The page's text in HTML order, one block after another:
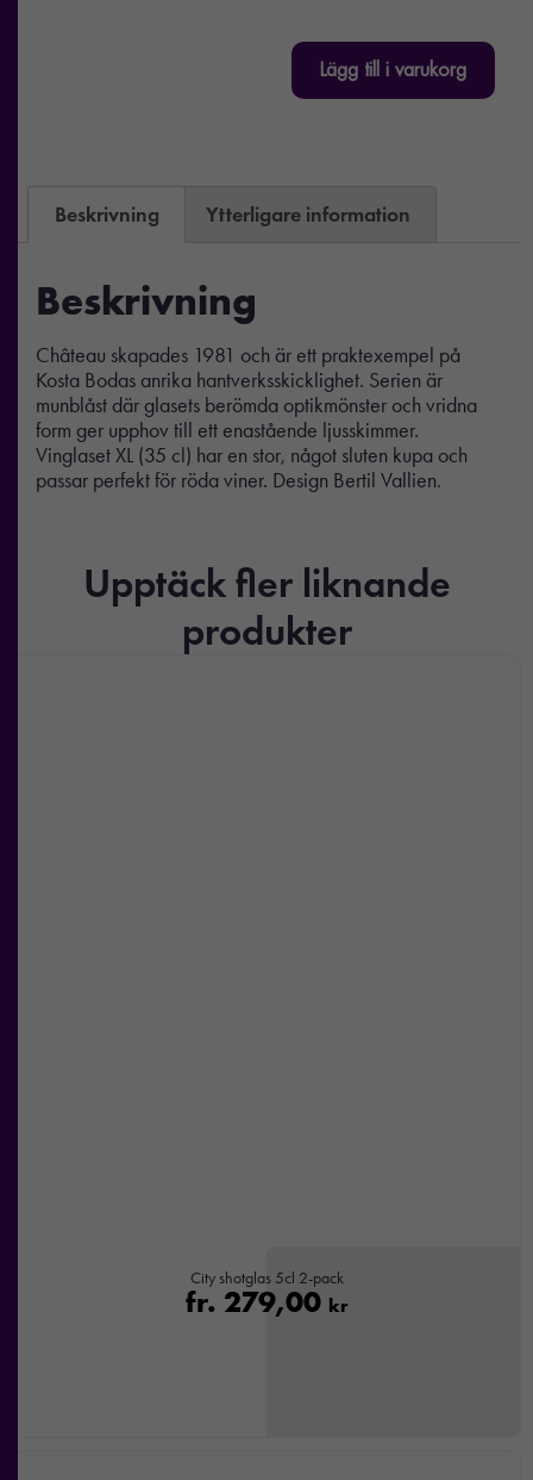
Lägg till i varukorg
Beskrivning Ytterligare information
Beskrivning
Château skapades 1981 och är ett praktexempel på
Kosta Bodas anrika hantverksskicklighet. Serien är
munblåst där glasets berömda optikmönster och vridna
form ger upphov till ett enastående ljusskimmer.
Vinglaset XL (35 cl) har en stor, något sluten kupa och
passar perfekt för röda viner. Design Bertil Vallien.
Upptäck fler liknande
produkter
City shotglas 5cl 2-pack
fr. 279,00 kr